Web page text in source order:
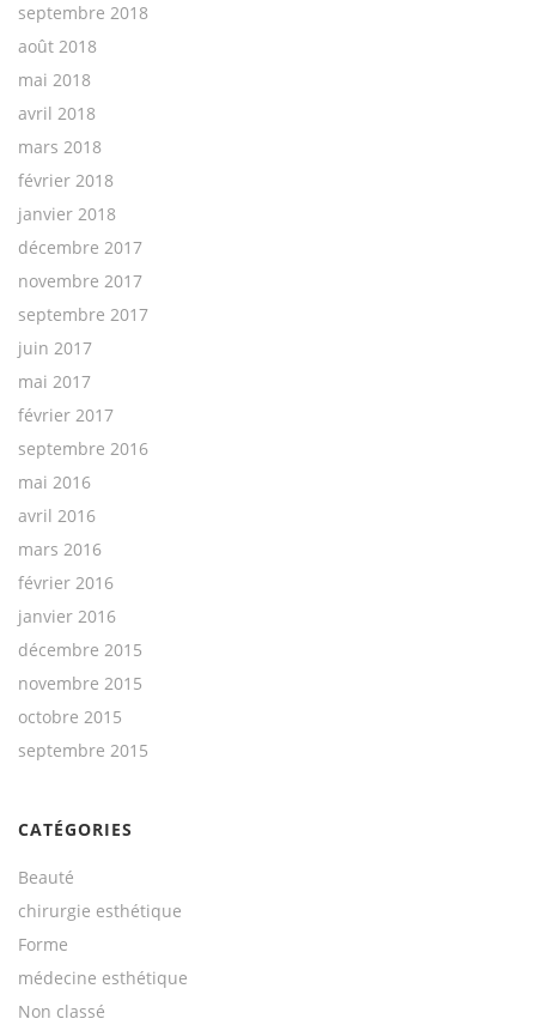
septembre 2018
août 2018
mai 2018
avril 2018
mars 2018
février 2018
janvier 2018
décembre 2017
novembre 2017
septembre 2017
juin 2017
mai 2017
février 2017
septembre 2016
mai 2016
avril 2016
mars 2016
février 2016
janvier 2016
décembre 2015
novembre 2015
octobre 2015
septembre 2015
CATÉGORIES
Beauté
chirurgie esthétique
Forme
médecine esthétique
Non classé